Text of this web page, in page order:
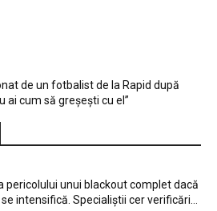
de un fotbalist de la Rapid după
ai cum să greșești cu el”
pericolului unui blackout complet dacă
intensifică. Specialiștii cer verificări…